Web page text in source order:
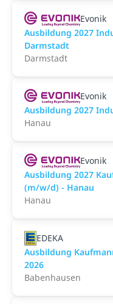
Evonik
Ausbildung 2027
Darmstadt
Darmstadt
Evonik
Ausbildung 2027
Hanau
Evonik
Ausbildung 2027
(m/w/d) - Hanau
Hanau
EDEKA
Ausbildung
2026
Babenhausen